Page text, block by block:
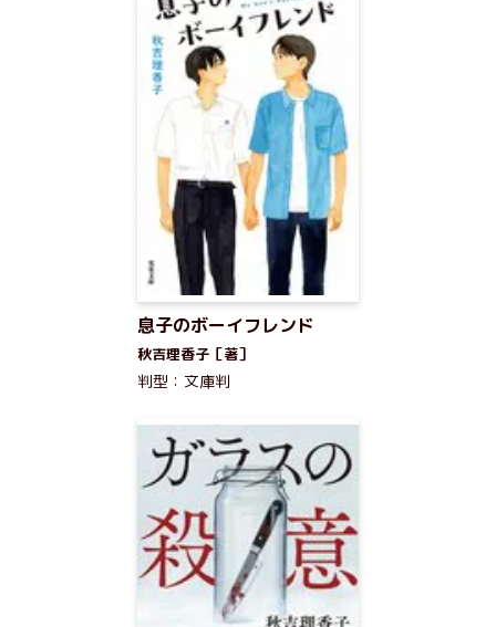
息子のボーイフレンド
秋吉理香子［著］
判型：文庫判